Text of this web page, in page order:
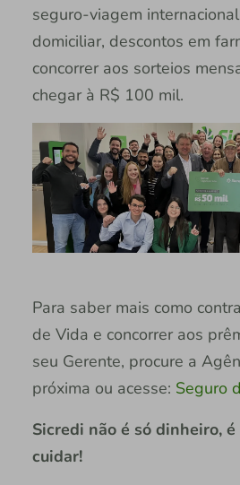
seguro-viagem
domiciliar, descontos em
concorrer aos sorteios
chegar à R$ 100 mil.
Para saber mais como
de Vida e concorrer aos
seu Gerente, procure a
próxima ou acesse: Seguro
Sicredi não é só dinheiro,
cuidar!